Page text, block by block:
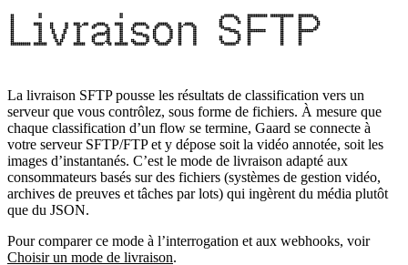
Livraison SFTP
La livraison SFTP pousse les résultats de classification vers un
serveur que vous contrôlez, sous forme de fichiers. À mesure que
chaque classification d’un flow se termine, Gaard se connecte à
votre serveur SFTP/FTP et y dépose soit la vidéo annotée, soit les
images d’instantanés. C’est le mode de livraison adapté aux
consommateurs basés sur des fichiers (systèmes de gestion vidéo,
archives de preuves et tâches par lots) qui ingèrent du média plutôt
que du JSON.
Pour comparer ce mode à l’interrogation et aux webhooks, voir
Choisir un mode de livraison.